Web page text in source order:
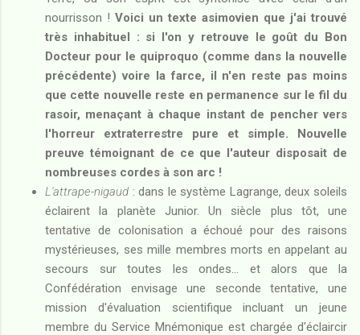
nourrisson ! Voici un texte asimovien que j'ai trouvé
très inhabituel : si l'on y retrouve le goût du Bon
Docteur pour le quiproquo (comme dans la nouvelle
précédente) voire la farce, il n'en reste pas moins
que cette nouvelle reste en permanence sur le fil du
rasoir, menaçant à chaque instant de pencher vers
l'horreur extraterrestre pure et simple. Nouvelle
preuve témoignant de ce que l'auteur disposait de
nombreuses cordes à son arc !
L'attrape-nigaud : dans le système Lagrange, deux soleils
éclairent la planète Junior. Un siècle plus tôt, une
tentative de colonisation a échoué pour des raisons
mystérieuses, ses mille membres morts en appelant au
secours sur toutes les ondes... et alors que la
Confédération envisage une seconde tentative, une
mission d'évaluation scientifique incluant un jeune
membre du Service Mnémonique est chargée d'éclaircir